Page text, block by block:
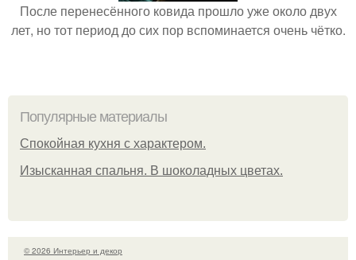
После перенесённого ковида прошло уже около двух
лет, но тот период до сих пор вспоминается очень чётко.
Популярные материалы
Спокойная кухня с характером.
Изысканная спальня. В шоколадных цветах.
© 2026 Интерьер и декор